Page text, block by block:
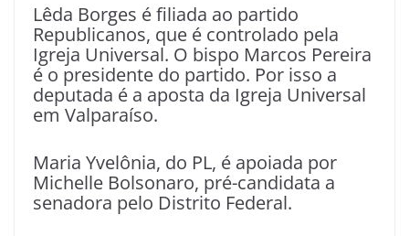
Lêda Borges é filiada ao partido
Republicanos, que é controlado pela
Igreja Universal. O bispo Marcos Pereira
é o presidente do partido. Por isso a
deputada é a aposta da Igreja Universal
em Valparaíso.
Maria Yvelônia, do PL, é apoiada por
Michelle Bolsonaro, pré-candidata a
senadora pelo Distrito Federal.